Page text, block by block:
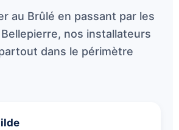
au Brûlé en passant par les
nos installateurs
dans le périmètre